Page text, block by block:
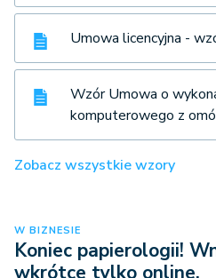
Umowa licencyjna -
Wzór Umowa o
komputerowego z
Zobacz wszystkie wzory
W BIZNESIE
Koniec papierologii!
wkrótce tylko online.